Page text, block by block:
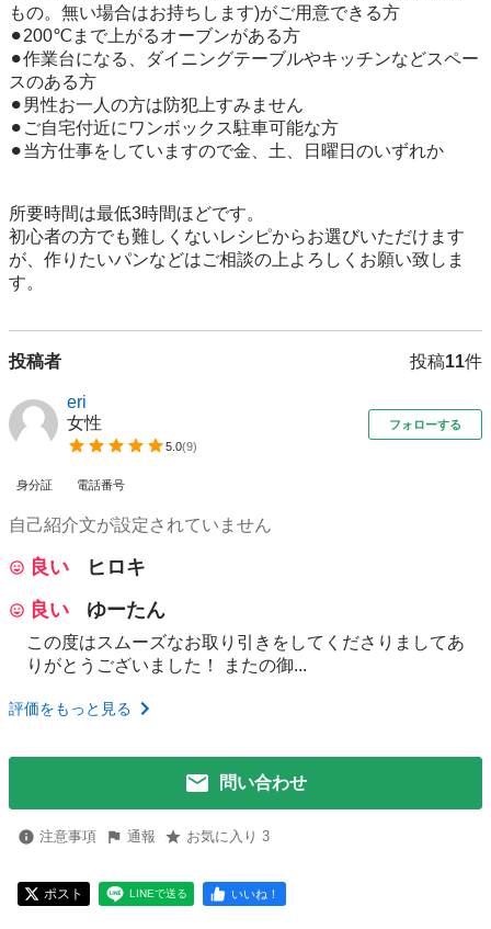
もの。無い場合はお持ちします)がご用意できる方
⚫︎200℃まで上がるオーブンがある方
⚫︎作業台になる、ダイニングテーブルやキッチンなどスペー
スのある方
⚫︎男性お一人の方は防犯上すみません
⚫︎ご自宅付近にワンボックス駐車可能な方
⚫︎当方仕事をしていますので金、土、日曜日のいずれか
所要時間は最低3時間ほどです。
初心者の方でも難しくないレシピからお選びいただけます
が、作りたいパンなどはご相談の上よろしくお願い致しま
す。
投稿者 投稿11件
eri
女性
5.0(9)
フォローする
身分証 電話番号
自己紹介文が設定されていません
良い
ヒロキ
良い
ゆーたん
この度はスムーズなお取り引きをしてくださりましてあ
りがとうございました！ またの御...
評価をもっと見る
問い合わせ
注意事項 通報 お気に入り 3
ポスト LINEで送る いいね！